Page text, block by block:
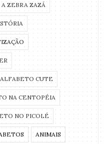
A ZEBRA ZAZÁ
ALFABETO CUTE
NA CENTOPÉIA
NO PICOLÉ
ANIMAIS